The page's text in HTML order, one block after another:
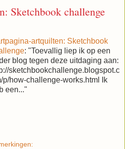
Sketchbook challenge
artquilten: Sketchbook
: "Toevallig liep ik op een
blog tegen deze uitdaging aan:
sketchbookchallenge.blogspot.c
p/how-challenge-works.html Ik
een..."